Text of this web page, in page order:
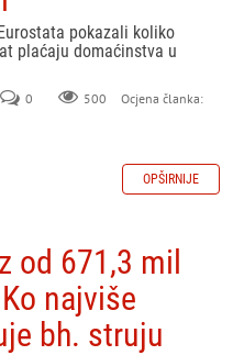
pokazali koliko
plaćaju domaćinstva u
0 500
Ocjena članka:
OPŠIRNIJE
od 671,3 mil
najviše
bh. struju